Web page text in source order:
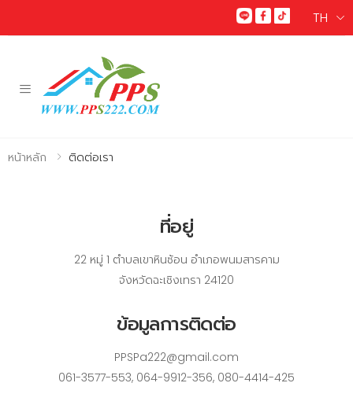
TH
Toggle mobile menu
หน้าหลัก ติดต่อเรา
ที่อยู่
22 หมู่ 1 ตำบลเขาหินซ้อน อำเภอพนมสารคาม
จังหวัดฉะเชิงเทรา 24120
ข้อมูลการติดต่อ
PPSPa222@gmail.com
061-3577-553, 064-9912-356, 080-4414-425